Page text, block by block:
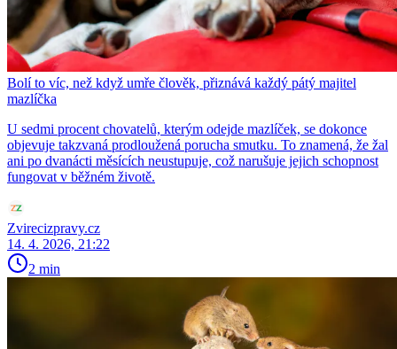
Bolí to víc, než když umře člověk, přiznává každý pátý majitel
mazlíčka
U sedmi procent chovatelů, kterým odejde mazlíček, se dokonce
objevuje takzvaná prodloužená porucha smutku. To znamená, že žal
ani po dvanácti měsících neustupuje, což narušuje jejich schopnost
fungovat v běžném životě.
Zvirecizpravy.cz
14. 4. 2026, 21:22
2 min